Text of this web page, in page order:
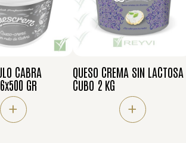
CABRA
GR
+
QUESO CREMA SIN LACTOSA
CUBO 2 KG
+